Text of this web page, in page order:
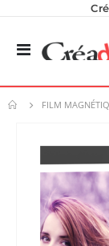
Basculer
FILM
images